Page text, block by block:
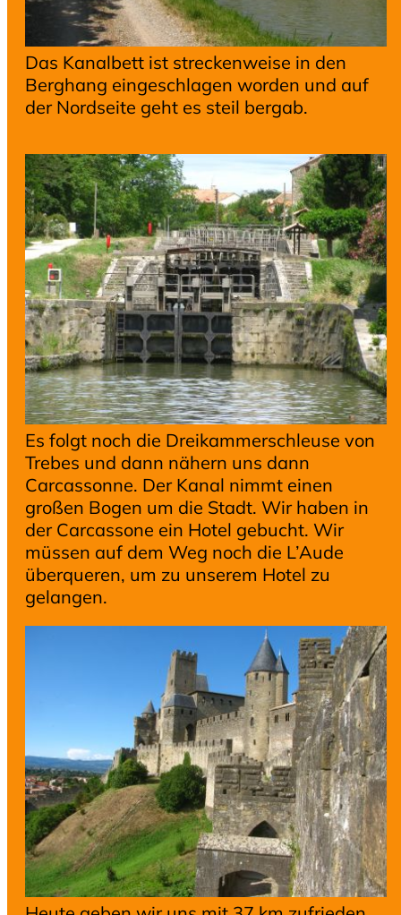
Das Kanalbett ist streckenweise in den
Berghang eingeschlagen worden und auf
der Nordseite geht es steil bergab.
Es folgt noch die Dreikammerschleuse von
Trebes und dann nähern uns dann
Carcassonne. Der Kanal nimmt einen
großen Bogen um die Stadt. Wir haben in
der Carcassone ein Hotel gebucht. Wir
müssen auf dem Weg noch die L’Aude
überqueren, um zu unserem Hotel zu
gelangen.